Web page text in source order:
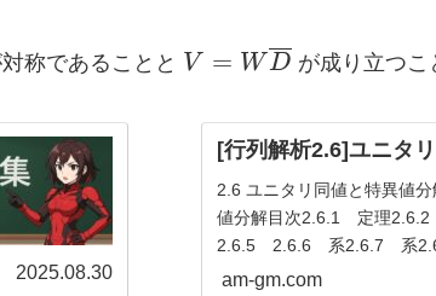
称であることと V = W
V = WD が成り立つこ
2025.08.30
[行列解析2.6]ユニタ
2.6 ユニタリ同値と特異値
値分解目次2.6.1 定理
2.6.5 2.6.6 系2.6.7 系2.6
ョンある行列
am-gm.com